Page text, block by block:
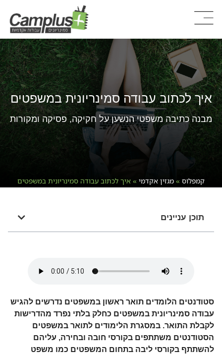
איך לכתוב עבודה סמינריונית במשפטים
מבנה כתיבה משפטי הנשען על חקיקה, פסיקה ומקורות
קמפלוס » מגזין אקדמי » איך לכתוב עבודה סמינריונית במשפטים
תוכן עניינים
סטודנטים הלומדים תואר ראשון במשפטים נדרשים להגיש
עבודה סמינריונית במשפטים כחלק בלתי נפרד מהדרישות
לקבלת התואר. במסגרת הלימודים לתואר במשפטים
הסטודנטים משתתפים בקורסי חובה ובחירה, עליהם
להשתתף בקורסי ליבה בתחום המשפטים כמו משפט